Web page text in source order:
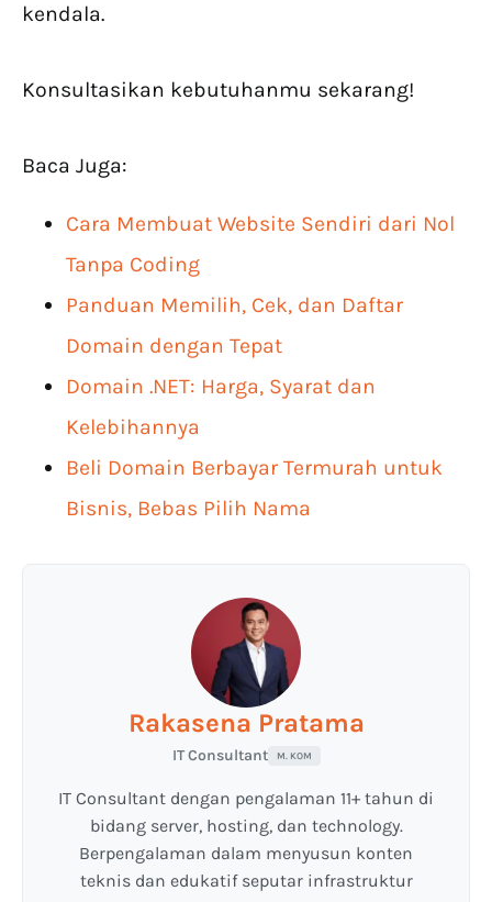
kendala.
Konsultasikan kebutuhanmu sekarang!
Baca Juga:
Cara Membuat Website Sendiri dari Nol
Tanpa Coding
Panduan Memilih, Cek, dan Daftar
Domain dengan Tepat
Domain .NET: Harga, Syarat dan
Kelebihannya
Beli Domain Berbayar Termurah untuk
Bisnis, Bebas Pilih Nama
Rakasena Pratama
IT Consultant M. KOM
IT Consultant dengan pengalaman 11+ tahun di
bidang server, hosting, dan technology.
Berpengalaman dalam menyusun konten
teknis dan edukatif seputar infrastruktur